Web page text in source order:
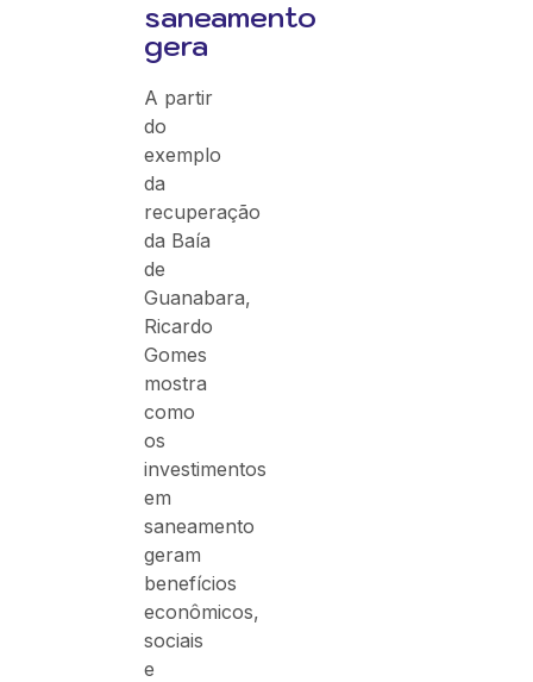
saneamento
gera
A partir
do
exemplo
da
recuperação
da Baía
de
Guanabara,
Ricardo
Gomes
mostra
como
os
investimentos
em
saneamento
geram
benefícios
econômicos,
sociais
e